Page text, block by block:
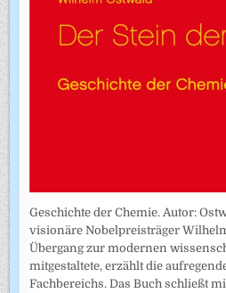
Geschichte der Chemie. Autor:
visionäre Nobelpreisträger
Übergang zur modernen
mitgestaltete, erzählt die
Fachbereichs. Das Buch schließt